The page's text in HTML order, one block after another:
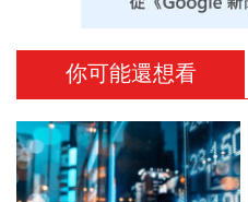
你可能還想看